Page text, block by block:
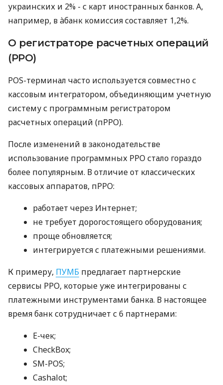
украинских и 2% - с карт иностранных банков. А,
например, в àбанк комиссия составляет 1,2%.
О регистраторе расчетных операций
(РРО)
POS-терминал часто используется совместно с
кассовым интегратором, объединяющим учетную
систему с программным регистратором
расчетных операций (пРРО).
После изменений в законодательстве
использование программных РРО стало гораздо
более популярным. В отличие от классических
кассовых аппаратов, пРРО:
работает через Интернет;
не требует дорогостоящего оборудования;
проще обновляется;
интегрируется с платежными решениями.
К примеру, ПУМБ предлагает партнерские
сервисы РРО, которые уже интегрированы с
платежными инструментами банка. В настоящее
время банк сотрудничает с 6 партнерами:
E-чек;
CheckBox;
SM-POS;
Cashalot;